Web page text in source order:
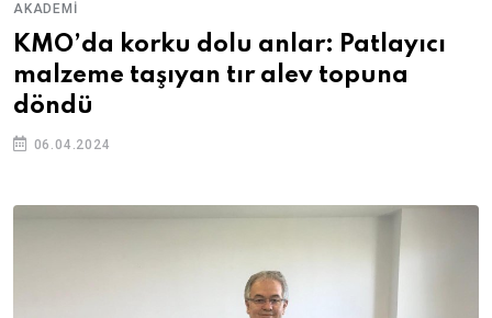
AKADEMI
KMO’da korku dolu anlar: Patlayıcı
malzeme taşıyan tır alev topuna
döndü
06.04.2024